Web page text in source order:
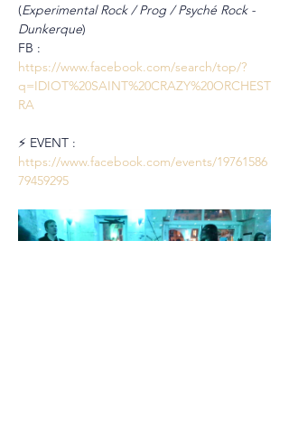
(Experimental Rock / Prog / Psyché Rock -
Dunkerque)
FB :
https://www.facebook.com/search/top/?
q=IDIOT%20SAINT%20CRAZY%20ORCHEST
RA
⚡ EVENT :
https://www.facebook.com/events/19761586
79459295